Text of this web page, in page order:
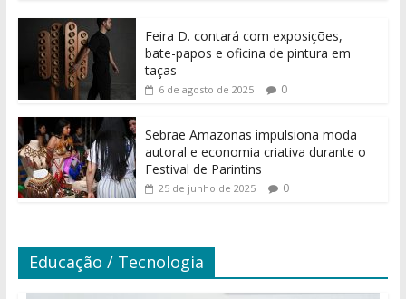
Feira D. contará com exposições,
bate-papos e oficina de pintura em
taças
6 de agosto de 2025 0
Sebrae Amazonas impulsiona moda
autoral e economia criativa durante o
Festival de Parintins
25 de junho de 2025 0
Educação / Tecnologia